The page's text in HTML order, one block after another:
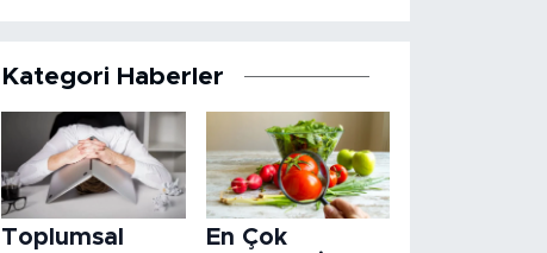
Kategori Haberler
Toplumsal
En Çok